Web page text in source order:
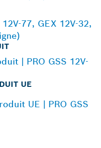
77, GEX 12V-32,
| PRO GSS 12V-
UE
UE | PRO GSS